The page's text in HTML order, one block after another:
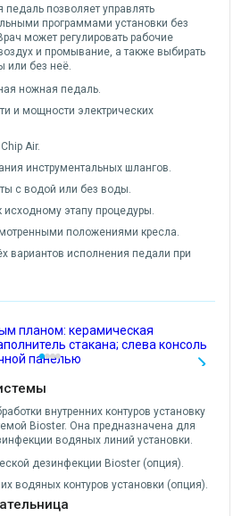
позволяет управлять
программами установки без
может регулировать рабочие
и промывание, а также выбирать
или без неё.
ножная педаль.
и мощности электрических
Air.
инструментальных шлангов.
с водой или без воды.
исходному этапу процедуры.
положениями кресла.
вариантов исполнения педали при
внутренних контуров установку
Bioster. Она предназначена для
водяных линий установки.
дезинфекции Bioster (опция).
водяных контуров установки (опция).